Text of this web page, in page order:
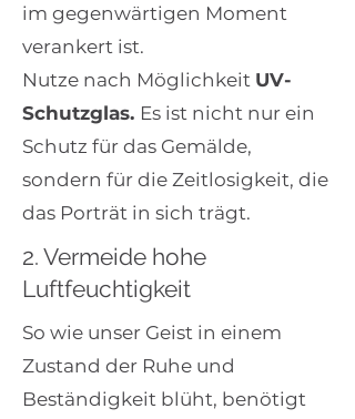
im gegenwärtigen Moment
verankert ist.
Nutze nach Möglichkeit UV-
Schutzglas. Es ist nicht nur ein
Schutz für das Gemälde,
sondern für die Zeitlosigkeit, die
das Porträt in sich trägt.
2. Vermeide hohe
Luftfeuchtigkeit
So wie unser Geist in einem
Zustand der Ruhe und
Beständigkeit blüht, benötigt